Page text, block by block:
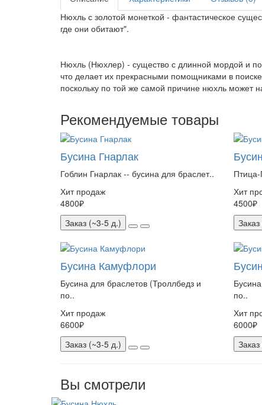
Нюхль с золотой монеткой - фантастическое
где они обитают".
Нюхль (Нюхлер) - существо с длинной мордой и
что делает их прекрасными помощниками в
поскольку по той же самой причине нюхль может
Рекомендуемые товары
Бусина Гнарлак
Гоблин Гнарлак -- бусина для браслет..
Хит продаж
4800₽
Заказ (~3-5 д.)
Хит
4500₽
Бусина Камуфлори
Бусина для браслетов (Троллбедз и
по..
Хит продаж
6600₽
Заказ (~3-5 д.)
по..
Хит
6000₽
Вы смотрели